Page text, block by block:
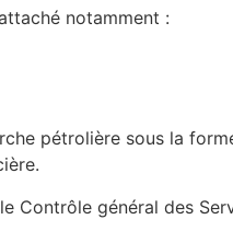
notamment :
pétrolière sous la
Contrôle général des